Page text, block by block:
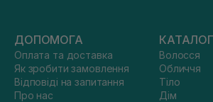
ДОПОМОГА
Оплата та доставка
Як зробити замовлення
Відповіді на запитання
Про нас
КАТАЛОГ
Волосся
Обличчя
Тіло
Дім